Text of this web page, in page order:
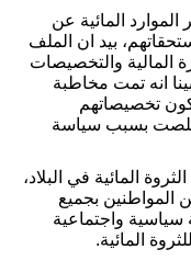
المائية عن
بيد ان الملف
المالية والتخصيصات
انه تمت مخاطبة
كون تخصيصاتهم
قلصت بسبب سياسة
المائية في البلاد،
المواطنين بجميع
سياسية واجتماعية
المائية.